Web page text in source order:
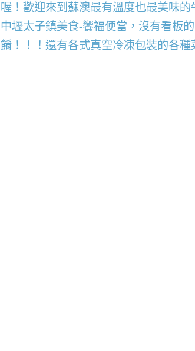
喔！歡迎來到蘇澳最有溫度也最美味的
中壢太子鎮美食-饗福便當，沒有看板
餚！！！還有各式真空冷凍包裝的各種